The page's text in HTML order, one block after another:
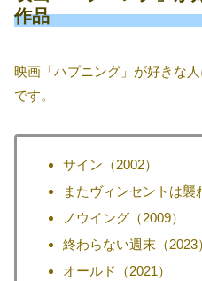
作品
映画「ハプニング」が好きな
です。
サイン（2002）
またヴィンセントは襲
ノウイング（2009）
終わらない週末（2023）
オールド（2021）